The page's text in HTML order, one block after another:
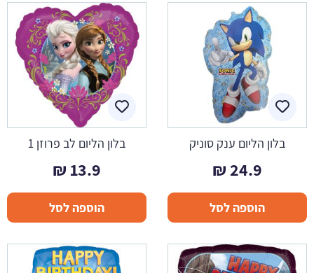
בלון הליום ענק סוניק
24.9
₪
הוספה לסל
בלון הליום לב פרוזן 1
13.9
₪
הוספה לסל